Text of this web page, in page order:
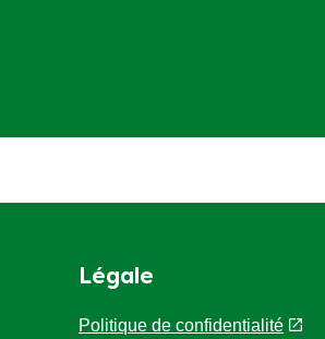
Légale
Politique de confidentialité